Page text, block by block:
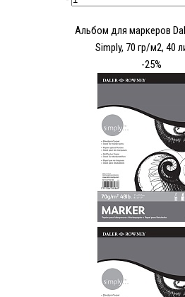
Альбом для маркеров
Simply, 70 гр/м2, 40
-25%